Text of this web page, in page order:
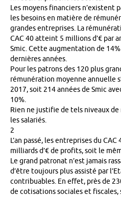
Les moyens financiers n’existent
les besoins en matière de
grandes entreprises. La
CAC 40 atteint 5 millions d’€ par
Smic. Cette augmentation de
dernières années.
Pour les patrons des 120 plus
rémunération moyenne annuelle
2017, soit 214 années de Smic
10%.
Rien ne justifie de tels niveaux
les salariés.
2
L’an passé, les entreprises du
milliards d’€ de profits, soit le
Le grand patronat n’est jamais
d’être toujours plus assisté par
contribuables. En effet, près de
de cotisations sociales et